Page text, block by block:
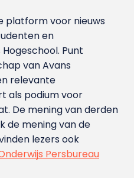
platform voor nieuws
en
Punt
van Avans
relevante
als podium voor
De mening van derden
de mening van de
lezers ook
Persbureau